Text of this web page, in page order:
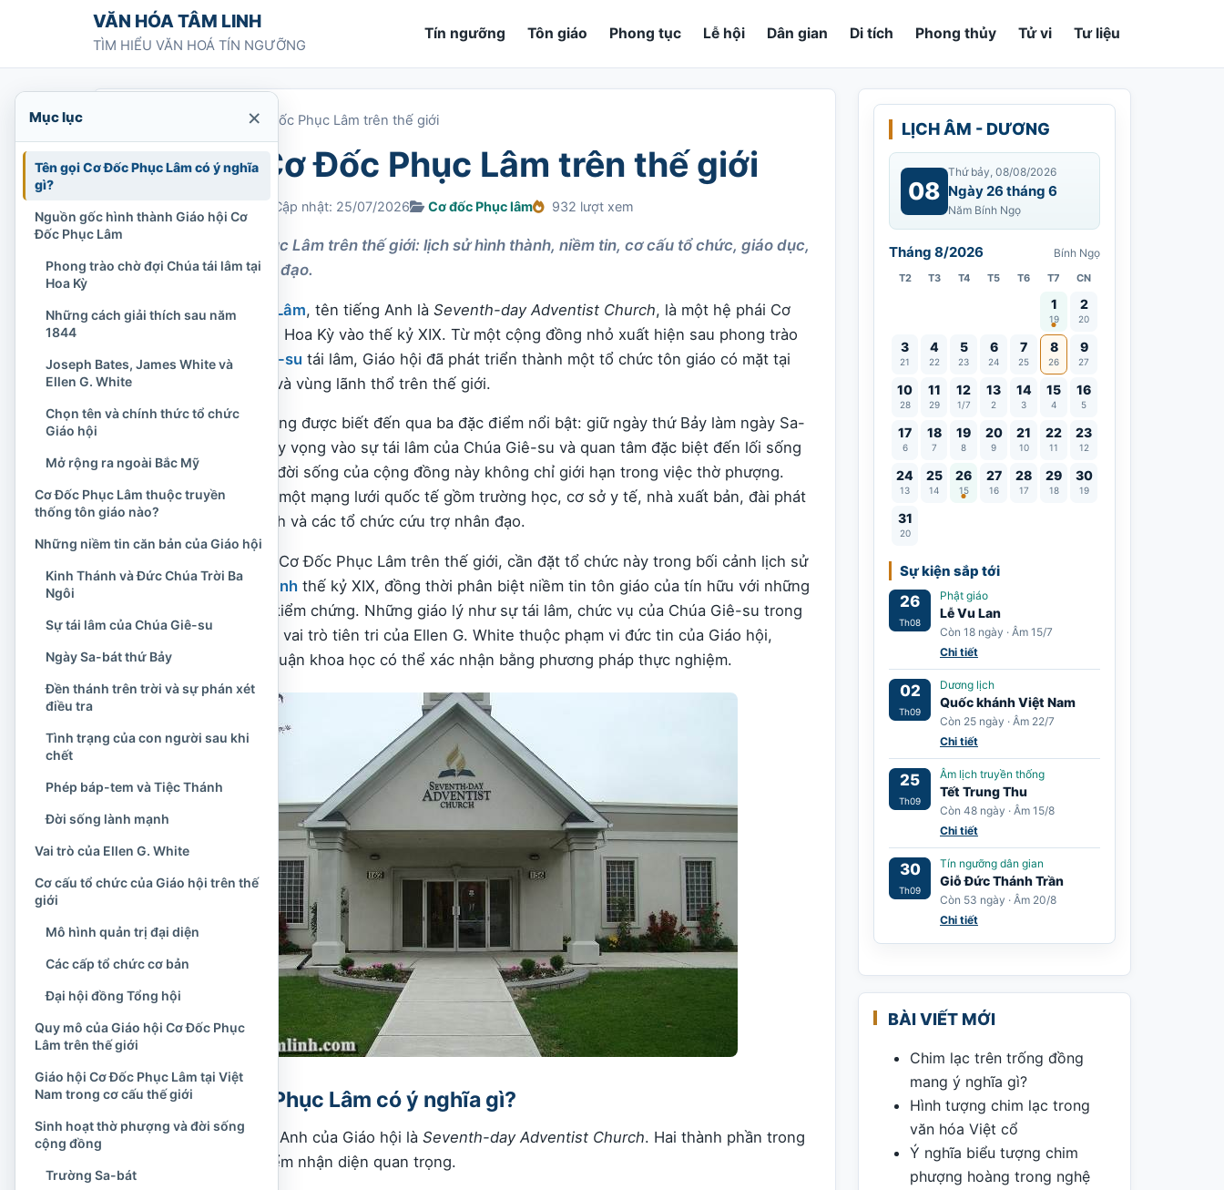
Chuyển tới nội dungVĂN HÓA TÂM LINH
TÌM HIỂU VĂN HOÁ TÍN NGƯỠNG
Tín ngưỡng Tôn giáo Phong tục Lễ hội Dân gian Di tích Phong thủy Tử vi Tư liệu
Giáo hội Cơ Đốc Phục Lâm trên thế giới
Giáo hội Cơ Đốc Phục Lâm trên thế giới
Cập nhật: 25/07/2026 Cơ đốc Phục lâm 932 lượt xem
Giáo hội Cơ Đốc Phục Lâm trên thế giới: lịch sử hình thành, niềm tin, cơ cấu tổ chức, giáo dục,
y tế và cứu trợ nhân đạo.
Giáo hộiCơ Đốc Phục Lâm, tên tiếng Anh là Seventh-day Adventist Church, là một hệ phái Cơ
Đốc giáo hình thành tại Hoa Kỳ vào thế kỷ XIX. Từ một cộng đồng nhỏ xuất hiện sau phong trào
chờ đợi ngàyChúa Giê-su tái lâm, Giáo hội đã phát triển thành một tổ chức tôn giáo có mặt tại
phần lớn các quốc gia và vùng lãnh thổ trên thế giới.
Cơ Đốc Phục Lâm thường được biết đến qua ba đặc điểm nổi bật: giữ ngày thứ Bảy làm ngày Sa-
bát, nhấn mạnh niềm hy vọng vào sự tái lâm của Chúa Giê-su và quan tâm đặc biệt đến lối sống
lành mạnh. Tuy nhiên, đời sống của cộng đồng này không chỉ giới hạn trong việc thờ phượng.
Giáo hội còn xây dựng một mạng lưới quốc tế gồm trường học, cơ sở y tế, nhà xuất bản, đài phát
thanh, kênh truyền hình và các tổ chức cứu trợ nhân đạo.
Để hiểu đúng Giáo hội Cơ Đốc Phục Lâm trên thế giới, cần đặt tổ chức này trong bối cảnh lịch sử
của Cơ Đốc giáoTin Lành thế kỷ XIX, đồng thời phân biệt niềm tin tôn giáo của tín hữu với những
dữ kiện lịch sử có thể kiểm chứng. Những giáo lý như sự tái lâm, chức vụ của Chúa Giê-su trong
đền thánh trên trời hay vai trò tiên tri của Ellen G. White thuộc phạm vi đức tin của Giáo hội,
không phải những kết luận khoa học có thể xác nhận bằng phương pháp thực nghiệm.
Tên gọi Cơ Đốc Phục Lâm có ý nghĩa gì?
Tên đầy đủ bằng tiếng Anh của Giáo hội là Seventh-day Adventist Church. Hai thành phần trong
tên gọi thể hiện hai điểm nhận diện quan trọng.
LỊCH ÂM - DƯƠNG
08
Thứ bảy, 08/08/2026
Ngày 26 tháng 6
Năm Bính Ngọ
Tháng 8/2026 Bính Ngọ
T2 T3 T4 T5 T6 T7 CN
1
19
Vía Quán Thế Âm thành đạo
2
20
3
21
4
22
5
23
6
24
7
25
8
26
9
27
10
28
11
29
12
1/7
13
2
14
3
15
4
16
5
17
6
18
7
19
8
20
9
21
10
22
11
23
12
24
13
25
14
26
15
Lễ Vu Lan
27
16
28
17
29
18
30
19
31
20
Sự kiện sắp tới
26
Th08
Phật giáo
Lễ Vu Lan
Còn 18 ngày · Âm 15/7
Chi tiết
02
Th09
Dương lịch
Quốc khánh Việt Nam
Còn 25 ngày · Âm 22/7
Chi tiết
25
Th09
Âm lịch truyền thống
Tết Trung Thu
Còn 48 ngày · Âm 15/8
Chi tiết
30
Th09
Tín ngưỡng dân gian
Giỗ Đức Thánh Trần
Còn 53 ngày · Âm 20/8
Chi tiết
BÀI VIẾT MỚI
Chim lạc trên trống đồng
mang ý nghĩa gì?
Hình tượng chim lạc trong
văn hóa Việt cổ
Ý nghĩa biểu tượng chim
phượng hoàng trong nghệ
Mục lục ×
Tên gọi Cơ Đốc Phục Lâm có ý nghĩa
gì?
Nguồn gốc hình thành Giáo hội Cơ
Đốc Phục Lâm
Phong trào chờ đợi Chúa tái lâm tại
Hoa Kỳ
Những cách giải thích sau năm
1844
Joseph Bates, James White và
Ellen G. White
Chọn tên và chính thức tổ chức
Giáo hội
Mở rộng ra ngoài Bắc Mỹ
Cơ Đốc Phục Lâm thuộc truyền
thống tôn giáo nào?
Những niềm tin căn bản của Giáo hội
Kinh Thánh và Đức Chúa Trời Ba
Ngôi
Sự tái lâm của Chúa Giê-su
Ngày Sa-bát thứ Bảy
Đền thánh trên trời và sự phán xét
điều tra
Tình trạng của con người sau khi
chết
Phép báp-tem và Tiệc Thánh
Đời sống lành mạnh
Vai trò của Ellen G. White
Cơ cấu tổ chức của Giáo hội trên thế
giới
Mô hình quản trị đại diện
Các cấp tổ chức cơ bản
Đại hội đồng Tổng hội
Quy mô của Giáo hội Cơ Đốc Phục
Lâm trên thế giới
Giáo hội Cơ Đốc Phục Lâm tại Việt
Nam trong cơ cấu thế giới
Sinh hoạt thờ phượng và đời sống
cộng đồng
Trường Sa-bát